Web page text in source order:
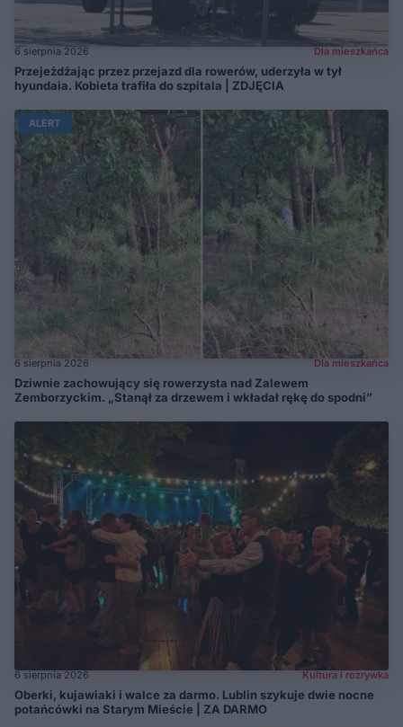
6 sierpnia 2026 Dla mieszkańca
Przejeżdżając przez przejazd dla rowerów, uderzyła w tył
hyundaia. Kobieta trafiła do szpitala | ZDJĘCIA
ALERT
6 sierpnia 2026 Dla mieszkańca
Dziwnie zachowujący się rowerzysta nad Zalewem
Zemborzyckim. „Stanął za drzewem i wkładał rękę do spodni”
6 sierpnia 2026 Kultura i rozrywka
Oberki, kujawiaki i walce za darmo. Lublin szykuje dwie nocne
potańcówki na Starym Mieście | ZA DARMO